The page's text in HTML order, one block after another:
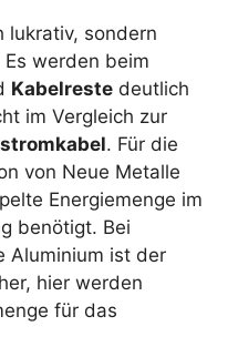
lukrativ, sondern
werden beim
Kabelreste deutlich
im Vergleich zur
. Für die
von Neue Metalle
Energiemenge im
benötigt. Bei
Aluminium ist der
hier werden
für das